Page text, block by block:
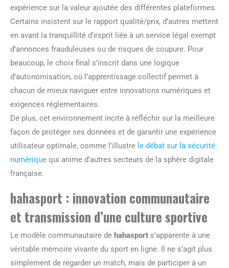
expérience sur la valeur ajoutée des différentes plateformes.
Certains insistent sur le rapport qualité/prix, d’autres mettent
en avant la tranquillité d’esprit liée à un service légal exempt
d’annonces frauduleuses ou de risques de coupure. Pour
beaucoup, le choix final s’inscrit dans une logique
d’autonomisation, où l’apprentissage collectif permet à
chacun de mieux naviguer entre innovations numériques et
exigences réglementaires.
De plus, cet environnement incite à réfléchir sur la meilleure
façon de protéger ses données et de garantir une expérience
utilisateur optimale, comme l’illustre le débat sur la sécurité
numérique qui anime d’autres secteurs de la sphère digitale
française.
hahasport : innovation communautaire
et transmission d’une culture sportive
Le modèle communautaire de hahasport s’apparente à une
véritable mémoire vivante du sport en ligne. Il ne s’agit plus
simplement de regarder un match, mais de participer à un